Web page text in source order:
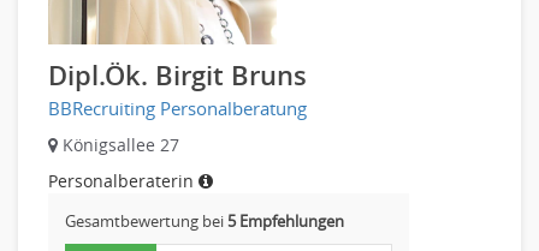
Maler, Lackierer
Mechaniker
Metallhandwerk
Nahrungsmittelherstellung, -verarbeitung
Raumgestaltung
Reiseverkehr, Touristik
Automatisierungstechnik
Dipl.Ök. Birgit Bruns
BBRecruiting Personalberatung
Königsallee 27
Personalberaterin
Gesamtbewertung bei5 Empfehlungen